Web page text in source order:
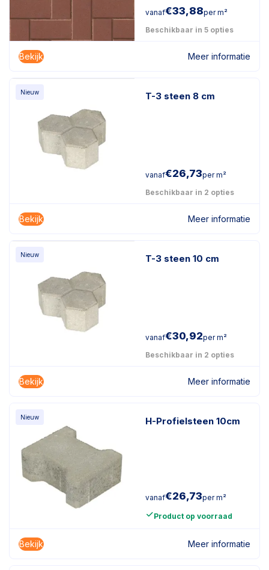
vanaf€33,88per m²
Beschikbaar in 5 opties
Bekijk Meer informatie
Nieuw T-3 steen 8 cm
vanaf€26,73per m²
Beschikbaar in 2 opties
Bekijk Meer informatie
Nieuw T-3 steen 10 cm
vanaf€30,92per m²
Beschikbaar in 2 opties
Bekijk Meer informatie
Nieuw H-Profielsteen 10cm
vanaf€26,73per m²
Product op voorraad
Bekijk Meer informatie